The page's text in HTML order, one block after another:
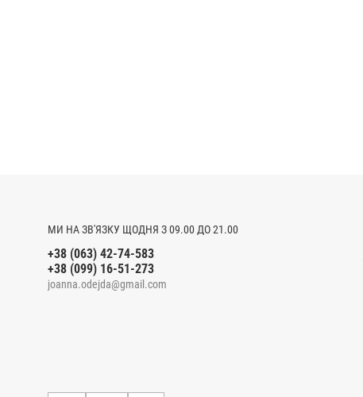
МИ НА ЗВ'ЯЗКУ ЩОДНЯ З 09.00 ДО 21.00
+38 (063) 42-74-583
+38 (099) 16-51-273
joanna.odejda@gmail.com